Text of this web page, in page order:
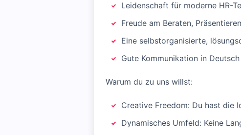
Leidenschaft für moderne HR-
Freude am Beraten,
Eine selbstorganisierte,
Gute Kommunikation in
Warum du zu uns willst:
Creative Freedom: Du hast die
Dynamisches Umfeld: Keine